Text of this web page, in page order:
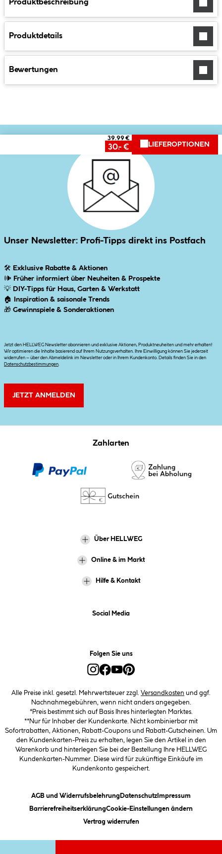
Produktbeschreibung
Produktdetails
Bewertungen
39.99 €
30.- € LIEFEROPTIONEN
Unser Newsletter: Profi-Tipps direkt ins Postfach
🛠 Exklusive Rabatte & Aktionen
🕪 Früher informiert über Neuheiten & Prospekte
💡 DIY-Tipps für Haus, Garten & Werkstatt
🏠
Inspiration & saisonale Trends
🎁 Gewinnspiele & Sonderaktionen
Jetzt den HELLWEG Newsletter abonnieren und exklusive Aktionen, Produktneuheiten und mehr erhalten!
Wir optimieren die Inhalte basierend auf Ihrem Nutzungsverhalten. Ihre Einwilligung können Sie jederzeit
widerrufen – über den Abmeldelink im Newsletter oder in Ihrem Kundenkonto. Details finden Sie in den
Datenschutzbestimmungen
JETZT ANMELDEN
Zahlarten
Über HELLWEG
Online & im Markt
Hilfe & Kontakt
Social Media
Folgen Sie uns
Alle Preise inkl. gesetzl. Mehrwertsteuer zzgl. Versandkosten und ggf.
Nachnahmegebühren, wenn nicht anders angegeben.
*Preis bestimmt sich auf Basis Ihres hinterlegten Marktes.
**Nur für Inhaber der Kundenkarte. Nicht kombinierbar mit
Sofortrabatten, Aktionen, Rabatt-Coupons und Rabatt-Gutscheinen. Um
den Kundenkarten-Preis zu erhalten, legen Sie den Artikel in den
Warenkorb und hinterlegen Sie bei der Bestellung Ihre HELLWEG
Kundenkarten-Nummer. Diese wird für zukünftige Einkäufe im
Kundenkonto gespeichert.
AGB und Widerrufsbelehrung (öffnet ein Dialogfeld)
Datenschutz(öffnet ein Dialogfeld)
Impressum
Barrierefreiheitserklärung(öffnet ein Dialogfeld)
Cookie-Einstellungen ändern(öffnet
Vertrag widerrufen